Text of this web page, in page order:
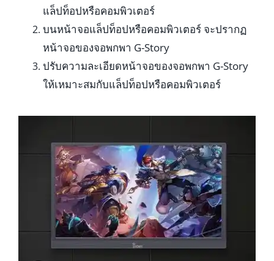
แล็ปท็อปหรือคอมพิวเตอร์
บนหน้าจอแล็ปท็อปหรือคอมพิวเตอร์ จะปรากฏ
หน้าจอของจอพกพา G-Story
ปรับความละเอียดหน้าจอของจอพกพา G-Story
ให้เหมาะสมกับแล็ปท็อปหรือคอมพิวเตอร์